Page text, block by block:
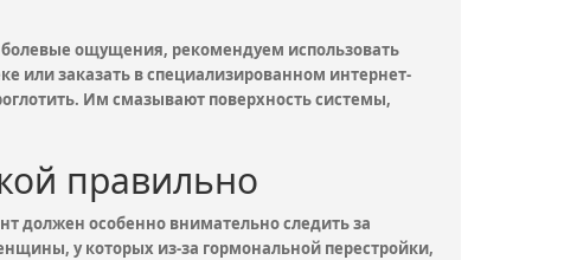
ощущения, рекомендуем использовать
или заказать в специализированном интернет-
Им смазывают поверхность системы,
правильно
должен особенно внимательно следить за
у которых из-за гормональной перестройки,